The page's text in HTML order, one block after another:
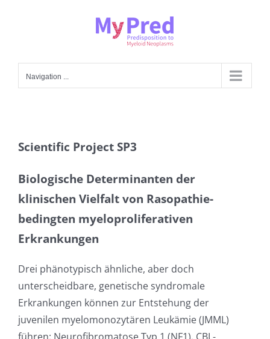
Navigation ...
Scientific Project SP3
Biologische Determinanten der
klinischen Vielfalt von Rasopathie-
bedingten myeloproliferativen
Erkrankungen
Drei phänotypisch ähnliche, aber doch
unterscheidbare, genetische syndromale
Erkrankungen können zur Entstehung der
juvenilen myelomonozytären Leukämie (JMML)